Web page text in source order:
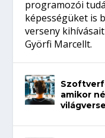
programozói
képességüket is
verseny
Györfi Marcellt.
amikor